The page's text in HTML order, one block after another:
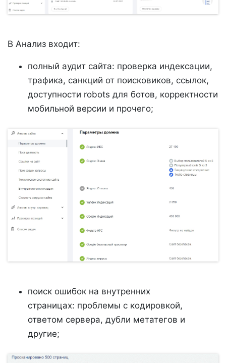
В Анализ входит:
полный аудит сайта: проверка индексации,
трафика, санкций от поисковиков, ссылок,
доступности robots для ботов, корректности
мобильной версии и прочего;
поиск ошибок на внутренних
страницах: проблемы с кодировкой,
ответом сервера, дубли метатегов и
другие;